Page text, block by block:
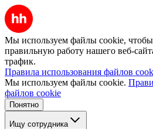
Мы используем файлы cookie, чтобы
правильную работу нашего веб-
трафик.
Правила использования файлов
Мы используем файлы cookie.
файлов cookie
Понятно
Ищу сотрудника